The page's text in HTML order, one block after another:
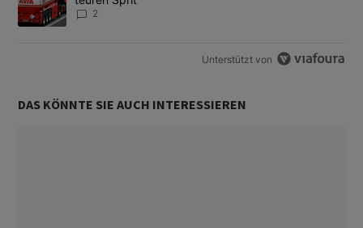
2
Unterstützt von
DAS KÖNNTE SIE AUCH INTERESSIEREN